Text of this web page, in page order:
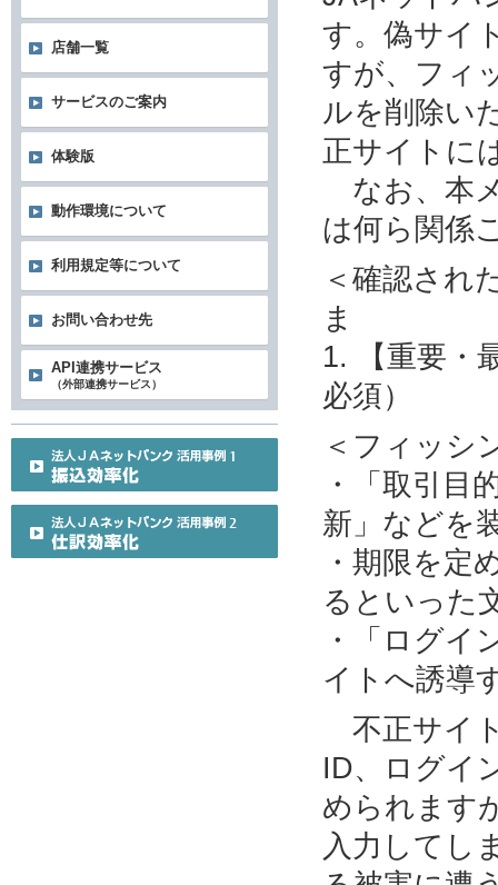
す。偽サイ
すが、フィ
ルを削除い
正サイトに
なお、本
は何ら関係
＜確認され
ま
1. 【重要・
必須）
＜フィッシ
・「取引目
新」などを
・期限を定
るといった
・「ログイ
イトへ誘導
不正サイ
ID、ログイ
められます
入力してし
店舗一覧
サービスのご案内
体験版
動作環境について
利用規定等について
お問い合わせ先
API連携サービス
（外部連携サービス）